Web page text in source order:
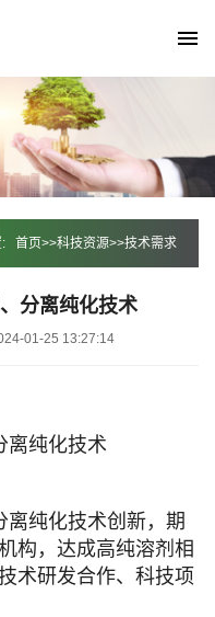
: 首页>>科技资源>>技术需求
分离纯化技术
01-25 13:27:14
离纯化技术
离纯化技术创新，期
构，达成高纯溶剂相
术研发合作、科技项